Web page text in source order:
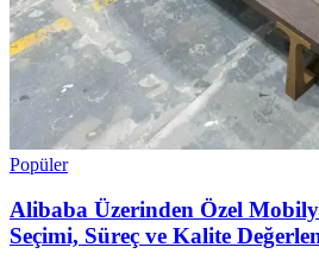
Popüler
Alibaba Üzerinden Özel
Seçimi, Süreç ve Kalite